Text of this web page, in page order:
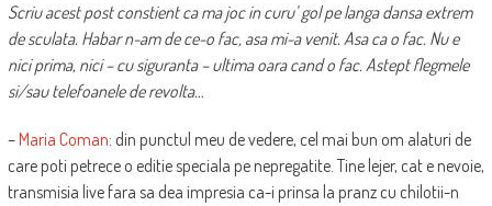
Scriu acest post constient ca ma joc in curu’ gol pe langa dansa extrem
de sculata. Habar n-am de ce-o fac, asa mi-a venit. Asa ca o fac. Nu e
nici prima, nici – cu siguranta – ultima oara cand o fac. Astept flegmele
si/sau telefoanele de revolta…
–Maria Coman: din punctul meu de vedere, cel mai bun om alaturi de
care poti petrece o editie speciala pe nepregatite. Tine lejer, cat e nevoie,
transmisia live fara sa dea impresia ca-i prinsa la pranz cu chilotii-n